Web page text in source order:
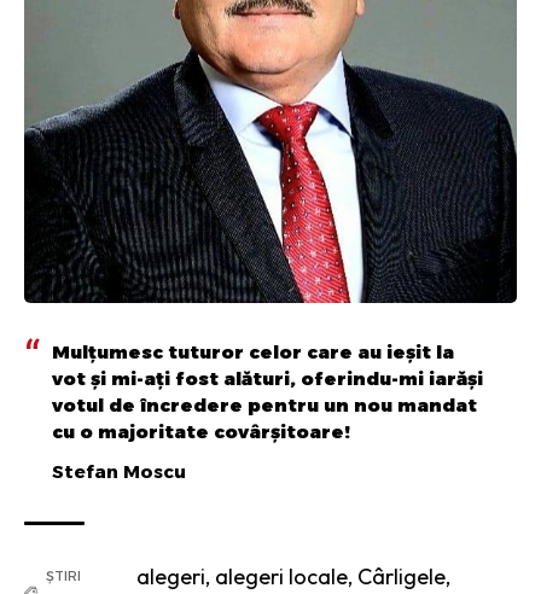
Mulțumesc tuturor celor care au ieșit la
vot și mi-ați fost alături, oferindu-mi iarăși
votul de încredere pentru un nou mandat
cu o majoritate covârșitoare!
Stefan Moscu
ȘTIRI
alegeri, alegeri locale, Cârligele,